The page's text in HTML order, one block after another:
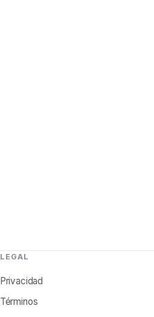
LEGAL
Privacidad
Términos